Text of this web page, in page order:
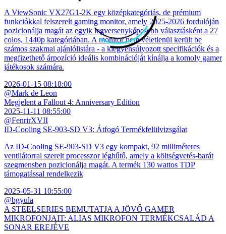
A ViewSonic VX27G1-2K egy középkategóriás, de prémium
funkciókkal felszerelt gaming monitor, amely 2025-2026 fordulóján
pozicionálja magát az egyik legversenyképesebb választásként a 27
colos, 1440p kategóriában. A monitor nem véletlenül került be
számos szakmai ajánlólistára - a kiegyensúlyozott specifikációk és a
megfizethető árpozíció ideális kombinációját kínálja a komoly gamer
játékosok számára.
2026-01-15 08:18:00
@Mark de Leon
Megjelent a Fallout 4: Anniversary Edition
2025-11-11 08:55:00
@FenrirXVII
ID-Cooling SE-903-SD V3: Átfogó Termékfelülvizsgálat
Az ID-Cooling SE-903-SD V3 egy kompakt, 92 milliméteres
ventilátorral szerelt processzor léghűtő, amely a költségvetés-barát
szegmensben pozicionálja magát. A termék 130 wattos TDP
támogatással rendelkezik
2025-05-31 10:55:00
@bgyula
A STEELSERIES BEMUTATJA A JÖVŐ GAMER
MIKROFONJAIT: ALIAS MIKROFON TERMÉKCSALÁD A
SONAR EREJÉVE